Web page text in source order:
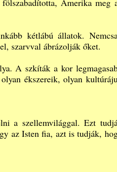
Amerika meg
kétlábú állatok.
szarvval ábrázolják őket.
A szkíták a kor
ékszereik, olyan
a szellemvilággal. Ezt
az Isten fia, azt is tudják,